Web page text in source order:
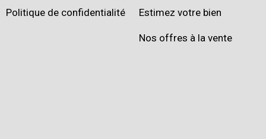
Politique de confidentialité Estimez votre bien
Nos offres à la vente